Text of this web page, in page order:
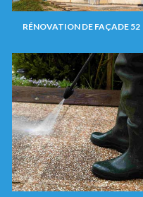
RÉNOVATION DE FAÇADE 52